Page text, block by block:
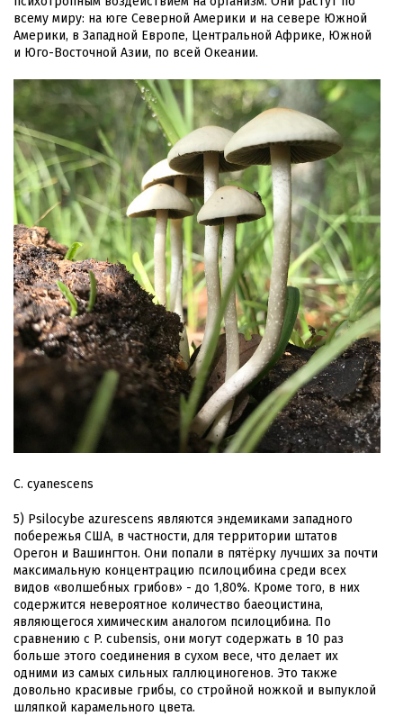
всему миру: на юге Северной Америки и на севере Южной
Америки, в Западной Европе, Центральной Африке, Южной
и Юго-Восточной Азии, по всей Океании.
C. cyanescens
5) Psilocybe azurescens являются эндемиками западного
побережья США, в частности, для территории штатов
Орегон и Вашингтон. Они попали в пятёрку лучших за почти
максимальную концентрацию псилоцибина среди всех
видов «волшебных грибов» - до 1,80%. Кроме того, в них
содержится невероятное количество баеоцистина,
являющегося химическим аналогом псилоцибина. По
сравнению с P. cubensis, они могут содержать в 10 раз
больше этого соединения в сухом весе, что делает их
одними из самых сильных галлюциногенов. Это также
довольно красивые грибы, со стройной ножкой и выпуклой
шляпкой карамельного цвета.